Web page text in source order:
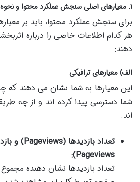
۱. معیارهای اصلی سنجش عملکرد محتوا و نحوه اندازه گیری
برای سنجش عملکرد محتوا، باید بر
هر کدام اطلاعات خاصی را درباره
دهند:
الف) معیارهای ترافیکی
این معیارها به شما نشان می دهند که
شما دسترسی پیدا کرده اند و از چه
اند.
Pageviews):
تعداد بازدیدها نشان دهنده